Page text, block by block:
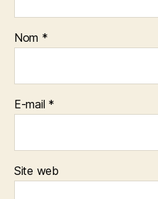
Nom *
E-mail *
Site web